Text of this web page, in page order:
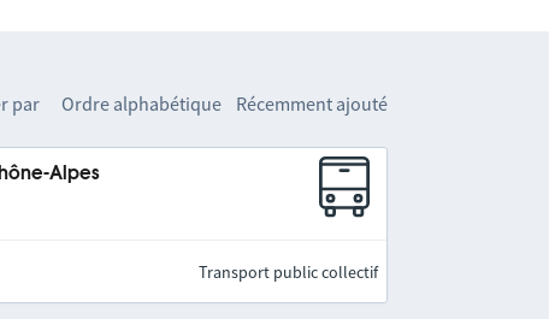
par Ordre alphabétique Récemment ajouté
Alpes
Transport public collectif